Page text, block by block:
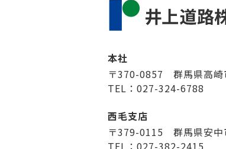
本社
〒370-0857 群馬県高崎
TEL：027-324-6788
西毛支店
〒379-0115 群馬県安中
TEL：027-382-2415